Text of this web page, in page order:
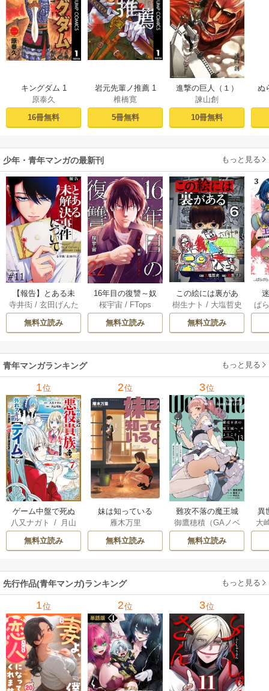
キングダム 1
原泰久
16冊無料
岩元先輩ノ推薦 1
椎橋寛
5冊無料
進撃の巨人（１）
諫山創
10冊無料
ぬ
少年・青年マンガの最新刊 もっと見る
【報告】とある未
解決事件について 1
1巻
寺井衒/ 玄田げんた
無料立読み
16年目の復讐～奴
らを地獄に送るま
で 22巻
桜宇宙 / FTops
無料立読み
この絵には裏があ
る 6巻
樹生ナト / 大塩哲史
無料立読み
ぱ
青年マンガランキング もっと見る
1位
ゲーム中盤で死ぬ
悪役貴族に転生し
たので、外れスキ
ル【テイム】を駆
してみた
八又ナガト / 月山
可也
無料立読み
2位
妹は知っている
雁木万里
無料立読み
3位
難攻不落の魔王城
へようこそ～デバ
フは不要と勇者パ
ーティーを追い出
魔王軍の最高幹部
に迎えられる～
御鷹穂積（GAノベ
ル／SBクリエイテ
ィブ刊）/蚕堂j1
六/ユウヒ
無料立読み
異
は
大
先行作品(青年マンガ)ランキング もっと見る
1位 2位 3位